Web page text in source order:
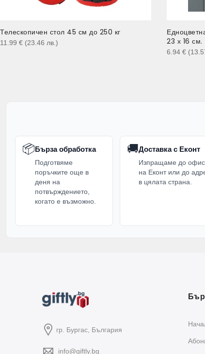
Телескопичен стол 45 см до 250 кг
11.99 € (23.46 лв. )
23 х 16 см.
6.94 €
📦Бърза обработка
Подготвяме
поръчките още в
деня на
потвърждението,
когато е възможно.
🚚Доставка с Еконт
Изпращаме до офис
на Еконт или до
в цялата страна.
гр. Бургас, България
info@giftly.bg